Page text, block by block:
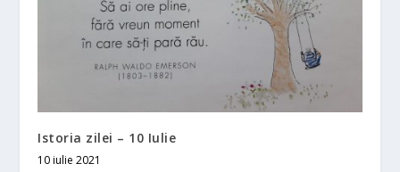
Istoria zilei – 10 Iulie
10 iulie 2021